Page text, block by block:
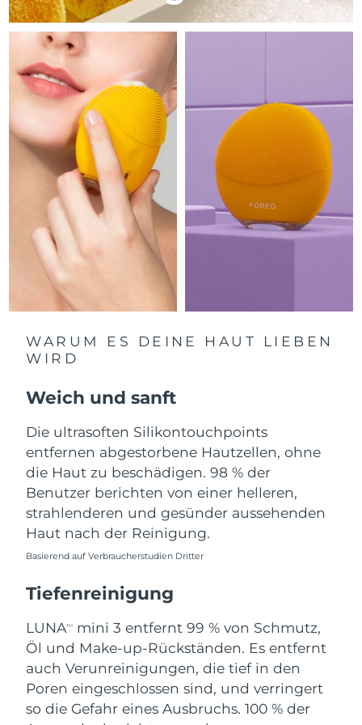
WARUM ES DEINE HAUT LIEBEN
WIRD
Weich und sanft
Die ultrasoften Silikontouchpoints
entfernen abgestorbene Hautzellen, ohne
die Haut zu beschädigen. 98 % der
Benutzer berichten von einer helleren,
strahlenderen und gesünder aussehenden
Haut nach der Reinigung.
Basierend auf Verbraucherstudien Dritter
Tiefenreinigung
LUNATM
mini 3 entfernt 99 % von Schmutz,
Öl und Make-up-Rückständen. Es entfernt
auch Verunreinigungen, die tief in den
Poren eingeschlossen sind, und verringert
so die Gefahr eines Ausbruchs. 100 % der
Litauen Erwartete Lieferung
Luxemburg
Sonderverwaltungsregion
Macau
Malaysia Erwartete Lieferung8/12/26
Malta Erwartete Lieferung 8/9/26
Mexiko Erwartete Lieferung8/13/26
Monaco
Niederlande
Neuseeland
Oman
Philippinen Erwartete Lieferung8/12/26
Polen Erwartete Lieferung
Portugal
Puerto Rico Erwartete Lieferung
Katar
Réunion Erwartete Lieferung 8/14/26
Rumänien Erwartete Lieferung
Russland Erwartete Lieferung8/17/26